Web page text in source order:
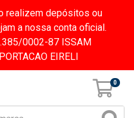
realizem depósitos ou
a nossa conta oficial.
0002-87 ISSAM
EIRELI
0